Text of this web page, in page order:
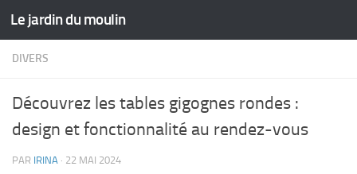
Skip to content
Le jardin du moulin
DIVERS
Découvrez les tables gigognes rondes :
design et fonctionnalité au rendez-vous
PAR IRINA · 22 MAI 2024